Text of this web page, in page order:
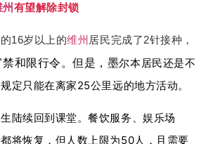
州有望解除封锁
16岁以上的维州 居民完成了2针接种，
禁和限行令。但是，墨尔本居民还是不
定只能在离家25公里远的地方活动。
陆续回到课堂。餐饮服务、娱乐场
将恢复，但人数上限为50人，且需要